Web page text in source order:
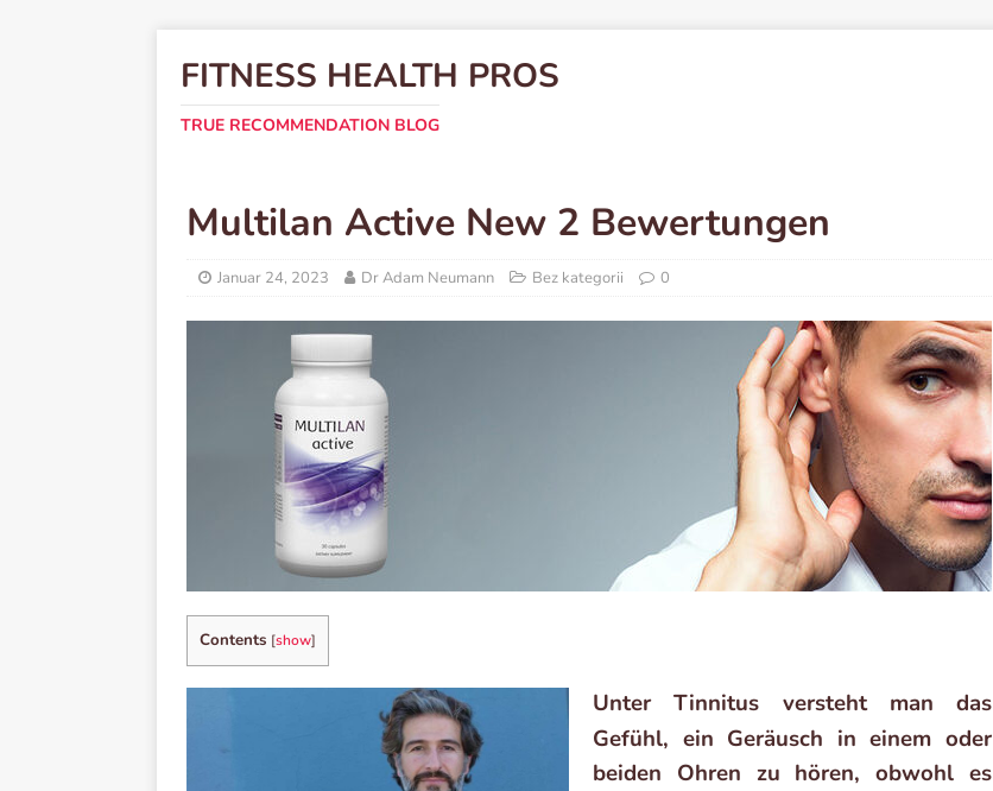
FITNESS HEALTH PROS
TRUE RECOMMENDATION BLOG
Multilan Active New 2 Bewertungen
Januar 24, 2023 Dr Adam Neumann Bez kategorii 0
Contents [show]
Unter Tinnitus versteht man das
Gefühl, ein Geräusch in einem oder
beiden Ohren zu hören, obwohl es